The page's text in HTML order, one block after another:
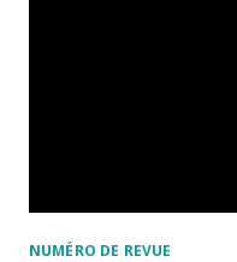
NUMÉRO DE REVUE